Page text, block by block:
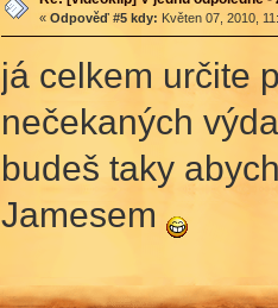
« Odpověď #5 kdy: Květen 07, 2010,
já celkem určite
nečekaných
budeš taky
Jamesem